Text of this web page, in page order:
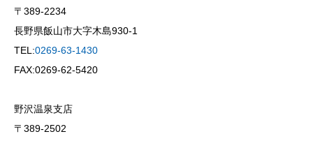
〒389-2234
長野県飯山市大字木島930-1
TEL:0269-63-1430
FAX:0269-62-5420
野沢温泉支店
〒389-2502